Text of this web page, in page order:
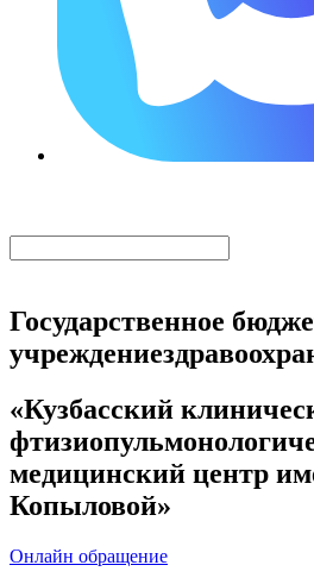
Государственное
«Кузбасский
медицинский центр
Копыловой»
Онлайн обращение